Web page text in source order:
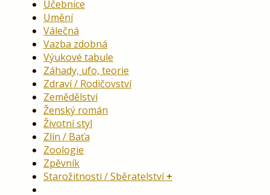
Učebnice
Umění
Válečná
Vazba zdobná
Výukové tabule
Záhady, ufo, teorie
Zdraví / Rodičovství
Zemědělství
Ženský román
Životní styl
Zlín / Baťa
Zoologie
Zpěvník
Starožitnosti / Sběratelství